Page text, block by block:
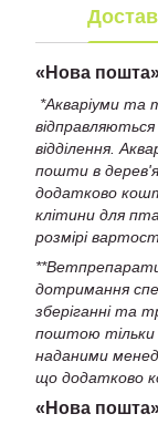
« Нова пошта»
*Акваріуми та
відділення.
пошти в
додатково
клітини для
розмірі
дотримання
зберіганні та
поштою тільки
наданими
що додатково
«Нова